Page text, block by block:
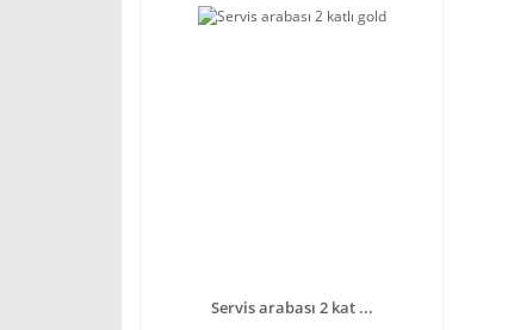
Servis arabası 2 kat ...